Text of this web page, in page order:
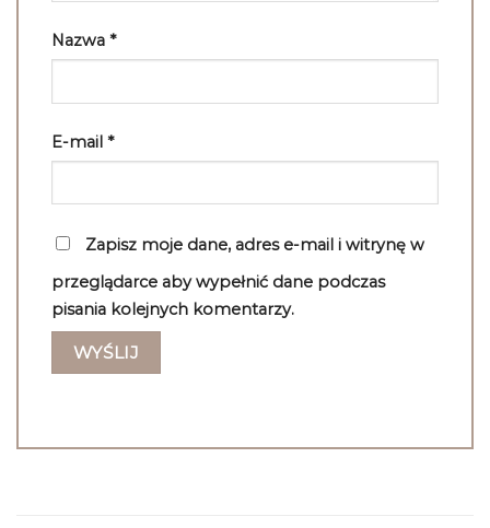
Nazwa *
E-mail *
Zapisz moje dane, adres e-mail i witrynę w
przeglądarce aby wypełnić dane podczas
pisania kolejnych komentarzy.